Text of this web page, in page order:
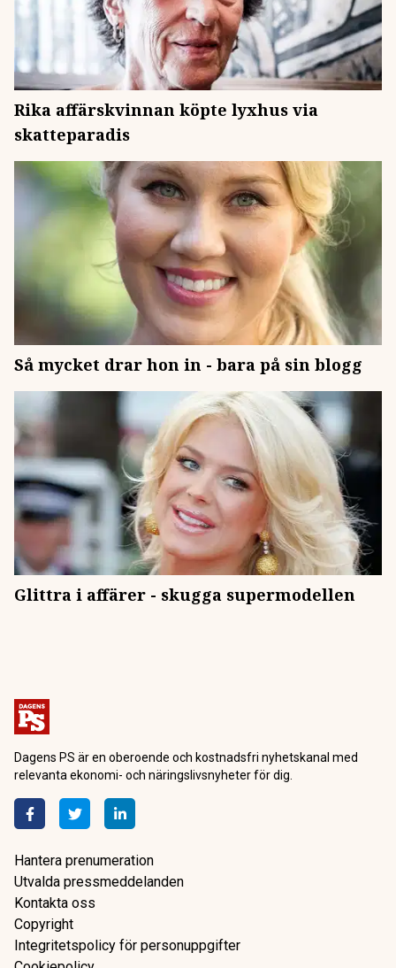
Rika affärskvinnan köpte lyxhus via
skatteparadis
Så mycket drar hon in - bara på sin blogg
Glittra i affärer - skugga supermodellen
Dagens PS är en oberoende och kostnadsfri nyhetskanal med
relevanta ekonomi- och näringslivsnyheter för dig.
Hantera prenumeration
Utvalda pressmeddelanden
Kontakta oss
Copyright
Integritetspolicy för personuppgifter